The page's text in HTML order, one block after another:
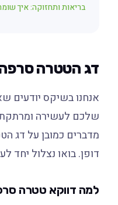
בריאות ותחזוקה: איך
דג הטטרה
אנחנו בשיקס יודעים
שלכם לעשירה ומרתקת
מדברים כמובן על דג
דופן. בואו נצלול יחד
למה דווקא טטרה